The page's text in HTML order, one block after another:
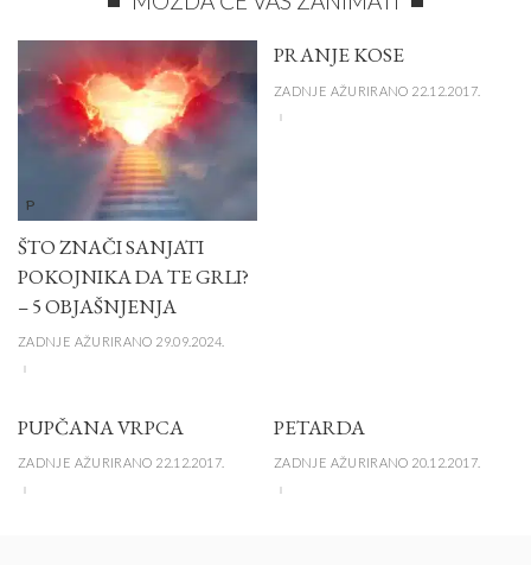
P
ŠTO ZNAČI SANJATI
POKOJNIKA DA TE GRLI?
– 5 OBJAŠNJENJA
ZADNJE AŽURIRANO 29.09.2024.
PRANJE KOSE
ZADNJE AŽURIRANO 22.12.2017.
PUPČANA VRPCA
ZADNJE AŽURIRANO 22.12.2017.
PETARDA
ZADNJE AŽURIRANO 20.12.2017.